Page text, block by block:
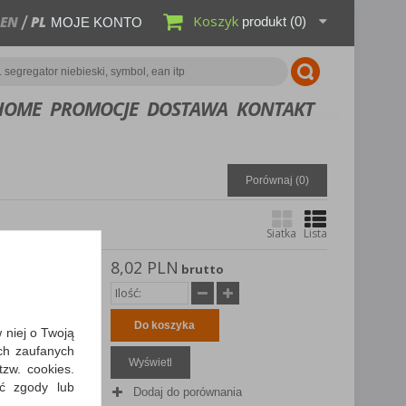
EN PL MOJE KONTO Koszyk produkt (0)
PROMOCJE DOSTAWA KONTAKT
Porównaj (0)
Siatka Lista
8,02 PLN brutto
Do koszyka
Wyświetl
Dodaj do porównania
niej o Twoją
zaufanych
cookies.
zgody lub